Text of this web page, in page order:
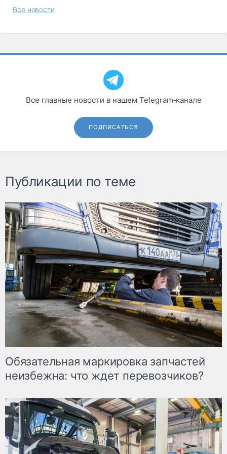
Все новости
Все главные новости в нашем Telegram‑канале
ПОДПИСАТЬСЯ
Публикации по теме
Обязательная маркировка запчастей
неизбежна: что ждет перевозчиков?